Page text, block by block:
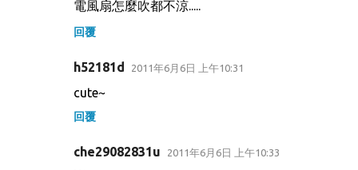
電風扇怎麼吹都不涼.....
回覆
h52181d 2011年6月6日 上午10:31
cute~
回覆
che29082831u 2011年6月6日 上午10:33